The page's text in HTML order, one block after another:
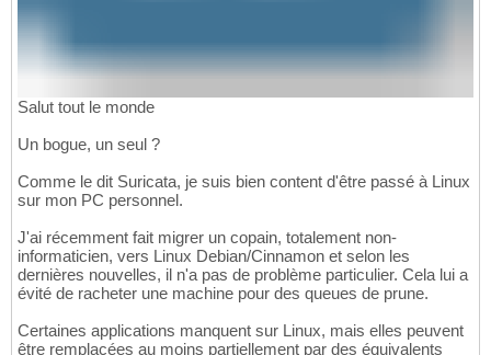
Salut tout le monde
Un bogue, un seul ?
Comme le dit Suricata, je suis bien content d'être passé à Linux
sur mon PC personnel.
J'ai récemment fait migrer un copain, totalement non-
informaticien, vers Linux Debian/Cinnamon et selon les
dernières nouvelles, il n'a pas de problème particulier. Cela lui a
évité de racheter une machine pour des queues de prune.
Certaines applications manquent sur Linux, mais elles peuvent
être remplacées au moins partiellement par des équivalents